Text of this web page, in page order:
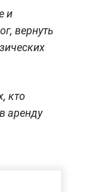
и
вернуть
кто
аренду